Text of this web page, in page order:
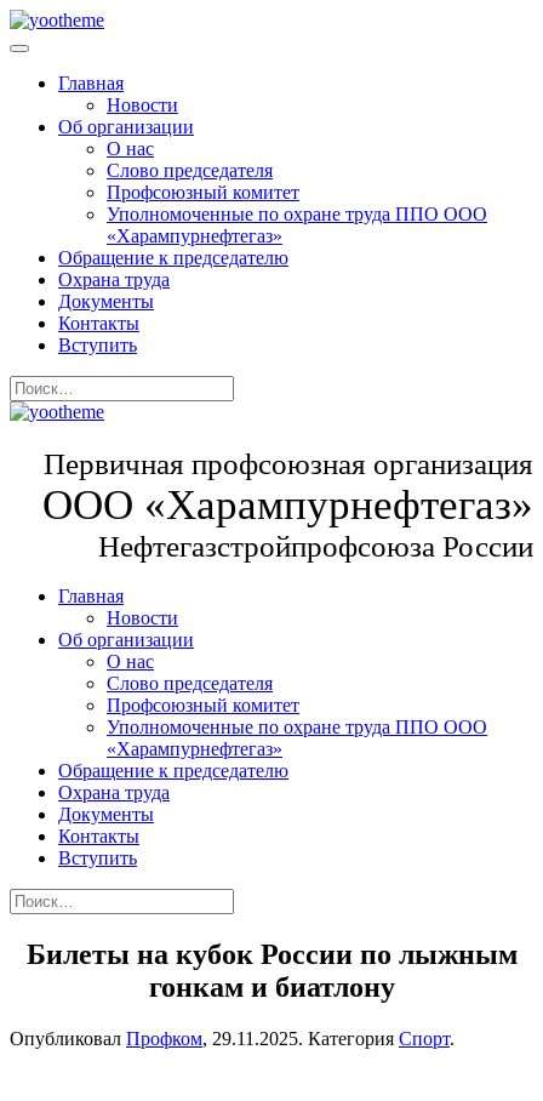
Главная
Новости
Об организации
О нас
Слово председателя
Профсоюзный комитет
Уполномоченные по охране труда ППО ООО
«Харампурнефтегаз»
Обращение к председателю
Охрана труда
Документы
Контакты
Вступить
Первичная профсоюзная организация
ООО «Харампурнефтегаз»
Нефтегазстройпрофсоюза России
Главная
Новости
Об организации
О нас
Слово председателя
Профсоюзный комитет
Уполномоченные по охране труда ППО ООО
«Харампурнефтегаз»
Обращение к председателю
Охрана труда
Документы
Контакты
Вступить
Билеты на кубок России по лыжным
гонкам и биатлону
Опубликовал Профком, 29.11.2025. Категория Спорт.